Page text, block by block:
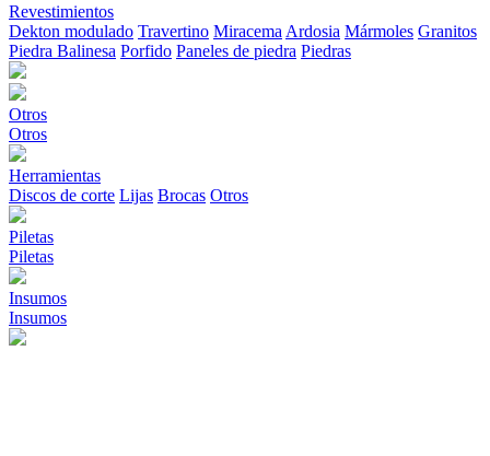
Revestimientos
Dekton modulado Travertino Miracema Ardosia Mármoles Granitos
Piedra Balinesa Porfido Paneles de piedra Piedras
Otros
Otros
Herramientas
Discos de corte Lijas Brocas Otros
Piletas
Piletas
Insumos
Insumos